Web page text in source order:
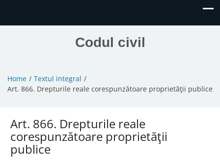
Codul civil
Home
Textul integral
Art. 866. Drepturile reale corespunzătoare proprietăţii publice
Art. 866. Drepturile reale
corespunzătoare proprietăţii
publice